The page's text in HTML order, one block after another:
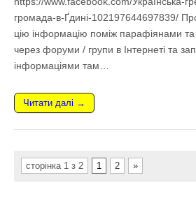
громада-в-Ґдині-102197644697839/
цію інформацію поміж парафіянами
через форуми / групи в Інтернеті та
інформаціями там…
Читати далі →
сторінка 1 з 2 1 2 »